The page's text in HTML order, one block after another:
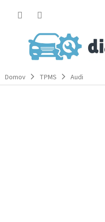
Domov TPMS Audi